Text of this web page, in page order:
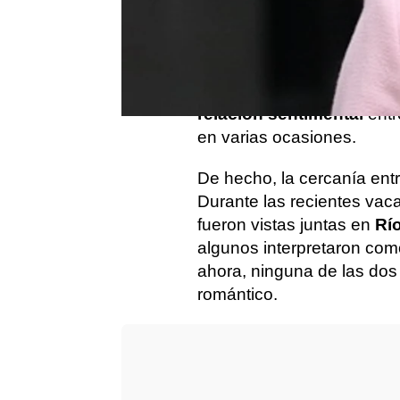
ha sido escenario
en redes este enero:
cogidas de la mano por
fotografías han vuelto a
relación sentimental
en varias ocasiones.
De hecho, la cercanía
Durante las recientes
fueron vistas juntas en
algunos interpretaron
ahora, ninguna de las
romántico.